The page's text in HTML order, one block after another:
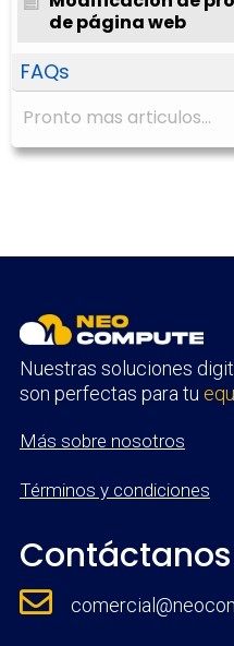
de página web
FAQs
Pronto mas articulos...
Nuestras soluciones
son perfectas para tu
Más sobre nosotros
Términos y condiciones
Contáctanos
